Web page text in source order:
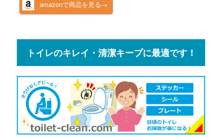
amazonで商品を見る→
トイレのキレイ・清潔キープに最適です！